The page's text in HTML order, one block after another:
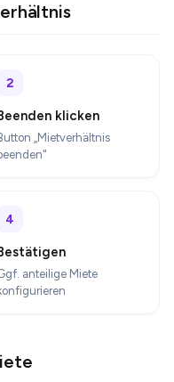
2
klicken
„Mietverhältnis
4
anteilige Miete